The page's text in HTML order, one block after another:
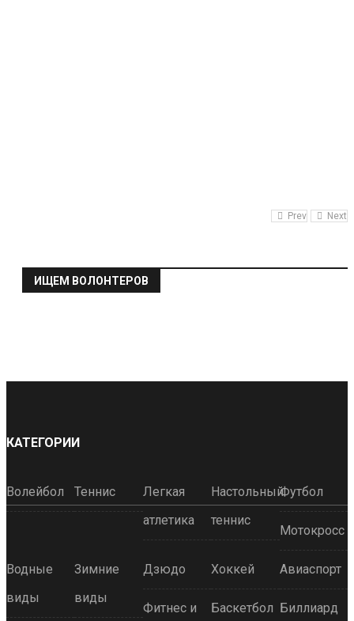
Prev Next
ИЩЕМ ВОЛОНТЕРОВ
КАТЕГОРИИ
Волейбол Теннис
Легкая
атлетика
Настольный
теннис
Футбол
Мотокросс
Водные
виды
Зимние
виды
Дзюдо Хоккей Авиаспорт
Фитнес и
Баскетбол Биллиард